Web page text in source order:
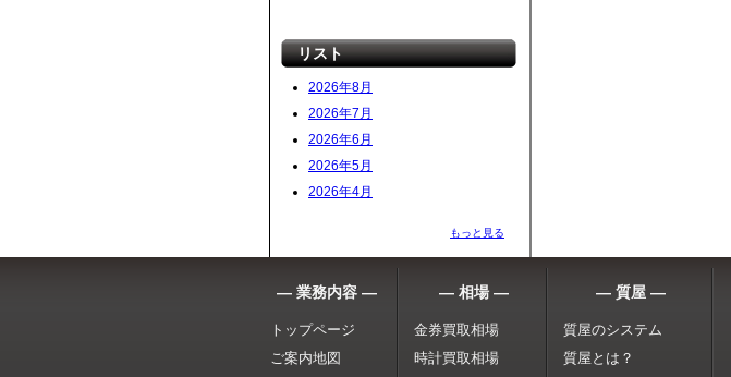
リスト
2026年8月
2026年7月
2026年6月
2026年5月
2026年4月
もっと見る
― 業務内容 ―
トップページ
ご案内地図
― 相場 ―
金券買取相場
時計買取相場
― 質屋 ―
質屋のシステム
質屋とは？